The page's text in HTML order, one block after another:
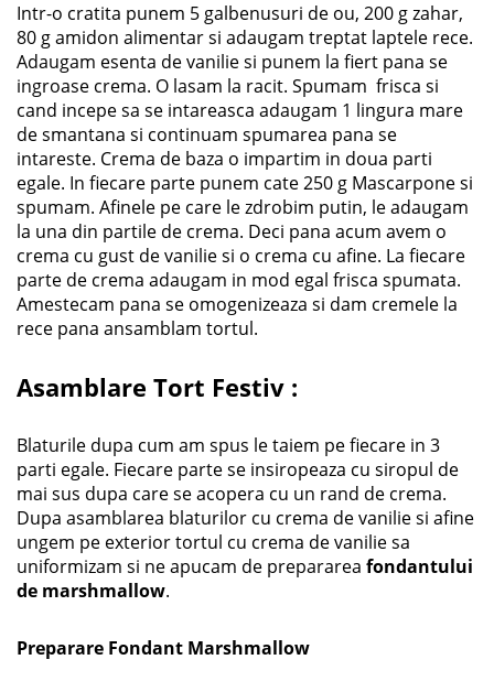
Intr-o cratita punem 5 galbenusuri de ou, 200 g zahar,
80 g amidon alimentar si adaugam treptat laptele rece.
Adaugam esenta de vanilie si punem la fiert pana se
ingroase crema. O lasam la racit. Spumam frisca si
cand incepe sa se intareasca adaugam 1 lingura mare
de smantana si continuam spumarea pana se
intareste. Crema de baza o impartim in doua parti
egale. In fiecare parte punem cate 250 g Mascarpone si
spumam. Afinele pe care le zdrobim putin, le adaugam
la una din partile de crema. Deci pana acum avem o
crema cu gust de vanilie si o crema cu afine. La fiecare
parte de crema adaugam in mod egal frisca spumata.
Amestecam pana se omogenizeaza si dam cremele la
rece pana ansamblam tortul.
Asamblare Tort Festiv :
Blaturile dupa cum am spus le taiem pe fiecare in 3
parti egale. Fiecare parte se insiropeaza cu siropul de
mai sus dupa care se acopera cu un rand de crema.
Dupa asamblarea blaturilor cu crema de vanilie si afine
ungem pe exterior tortul cu crema de vanilie sa
uniformizam si ne apucam de prepararea fondantului
de marshmallow.
Preparare Fondant Marshmallow